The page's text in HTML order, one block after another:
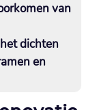
van
dichten
en